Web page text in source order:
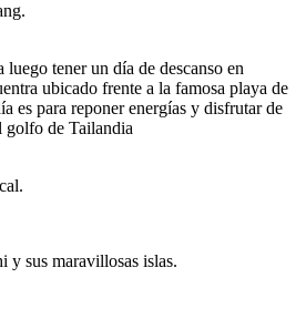
tener un día de descanso en
ubicado frente a la famosa playa de
es para reponer energías y disfrutar de
golfo de Tailandia
y sus maravillosas islas.